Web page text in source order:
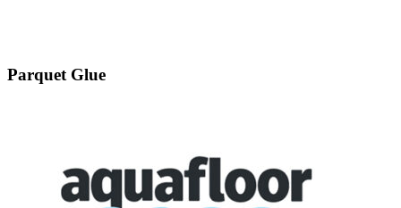
Parquet Glue